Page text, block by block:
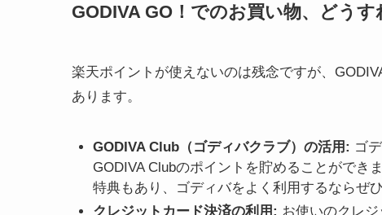
GODIVA GO！でのお買い物、どうす
楽天ポイントが使えないのは残念ですが、
あります。
GODIVA Club（ゴディバクラブ）の活用: ゴ
GODIVA Clubのポイントを貯めることができ
特典もあり、ゴディバをよく利用するならぜ
クレジットカード決済の利用: お使いのクレ